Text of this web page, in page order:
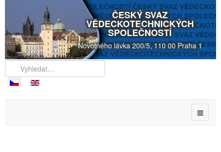
ČESKÝ SVAZ
VĚDECKOTECHNICKÝCH
SPOLEČNOSTÍ
Novotného lávka 200/5, 110 00 Praha 1